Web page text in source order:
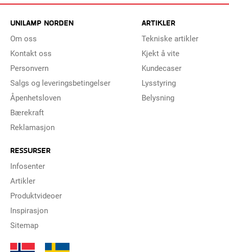
UNILAMP NORDEN
Om oss
Kontakt oss
Personvern
Salgs og leveringsbetingelser
Åpenhetsloven
Bærekraft
Reklamasjon
ARTIKLER
Tekniske artikler
Kjekt å vite
Kundecaser
Lysstyring
Belysning
RESSURSER
Infosenter
Artikler
Produktvideoer
Inspirasjon
Sitemap